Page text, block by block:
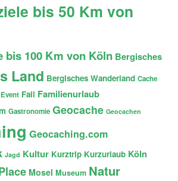
bis 50 Km von
bis 100 Km von Köln Bergisches
Land Bergisches Wanderland Cache
Event Fail Familienurlaub
Gastronomie Geocache Geocachen
Geocaching.com
Jagd Kultur Kurztrip Kurzurlaub Köln
Mosel Museum Natur